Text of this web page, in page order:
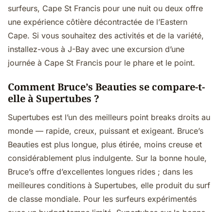
surfeurs, Cape St Francis pour une nuit ou deux offre
une expérience côtière décontractée de l’Eastern
Cape. Si vous souhaitez des activités et de la variété,
installez-vous à J-Bay avec une excursion d’une
journée à Cape St Francis pour le phare et le point.
Comment Bruce’s Beauties se compare-t-
elle à Supertubes ?
Supertubes est l’un des meilleurs point breaks droits au
monde — rapide, creux, puissant et exigeant. Bruce’s
Beauties est plus longue, plus étirée, moins creuse et
considérablement plus indulgente. Sur la bonne houle,
Bruce’s offre d’excellentes longues rides ; dans les
meilleures conditions à Supertubes, elle produit du surf
de classe mondiale. Pour les surfeurs expérimentés